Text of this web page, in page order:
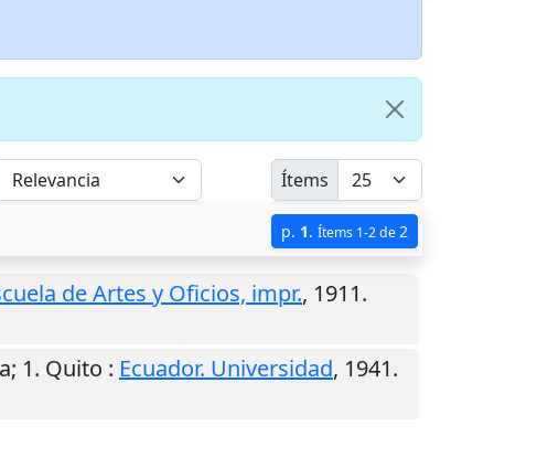
Ítems
p. 1. Ítems 1-2 de 2
de Artes y Oficios, impr., 1911.
1. Quito : Ecuador. Universidad, 1941.